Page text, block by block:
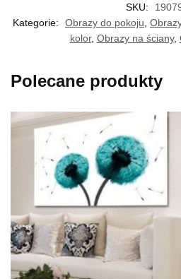
SKU:
Kategorie:
Obrazy do pokoju
kolor, Obrazy na ściany,
Polecane produkty